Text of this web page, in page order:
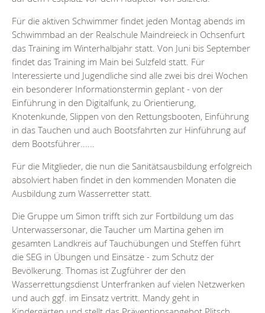
Für die aktiven Schwimmer findet jeden Montag abends im
Schwimmbad an der Realschule Maindreieck in Ochsenfurt
das Training im Winterhalbjahr statt. Von Juni bis September
findet das Training im Main bei Sulzfeld statt. Für
Interessierte und Jugendliche sind alle zwei bis drei Wochen
ein besonderer Informationstermin geplant - von der
Einführung in den Digitalfunk, zu Orientierung,
Knotenkunde, Slippen von den Rettungsbooten, Einführung
in das Tauchen und auch Bootsfahrten zur Hinführung auf
dem Bootsführer......
Für die Mitglieder, die nun die Sanitätsausbildung erfolgreich
absolviert haben findet in den kommenden Monaten die
Ausbildung zum Wasserretter statt.
Die Gruppe um Simon trifft sich zur Fortbildung um das
Unterwassersonar, die Taucher um Martina gehen im
gesamten Landkreis auf Tauchübungen und Steffen führt
die SEG in Übungen und Einsätze - zum Schutz der
Bevölkerung. Thomas ist Zugführer der den
Wasserrettungsdienst Unterfranken auf vielen Netzwerken
und auch ggf. im Einsatz vertritt. Mandy geht in